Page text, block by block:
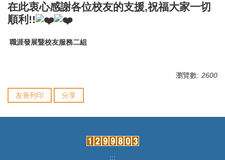
在此衷心感謝各位校友的支援,祝福大家一切
順利!!
職涯發展暨校友服務二組
瀏覽數: 2600
友善列印 分享
:::